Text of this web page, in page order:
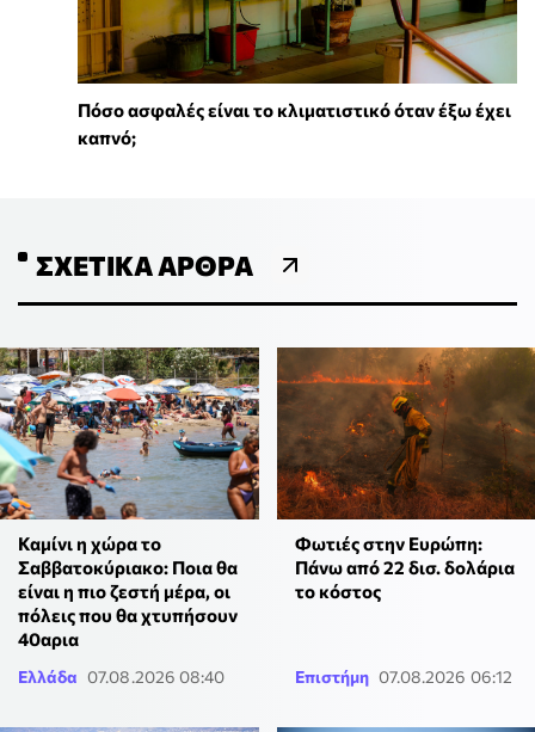
Πόσο ασφαλές είναι το κλιματιστικό όταν έξω έχει
καπνό;
ΣΧΕΤΙΚΆ ΆΡΘΡΑ
Καμίνι η χώρα το
Σαββατοκύριακο: Ποια θα
είναι η πιο ζεστή μέρα, οι
πόλεις που θα χτυπήσουν
40αρια
Ελλάδα 07.08.2026 08:40
Φωτιές στην Ευρώπη:
Πάνω από 22 δισ. δολάρια
το κόστος
Επιστήμη 07.08.2026 06:12